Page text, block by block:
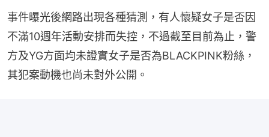
事件曝光後網路出現各種猜測，有人懷疑女子是否因
不滿10週年活動安排而失控，不過截至目前為止，警
方及YG方面均未證實女子是否為BLACKPINK粉絲，
其犯案動機也尚未對外公開。